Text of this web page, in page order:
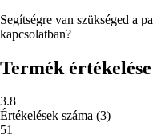
Segítségre van szükséged a
kapcsolatban?
Termék értékelése
3.8
Értékelések száma (3)
51